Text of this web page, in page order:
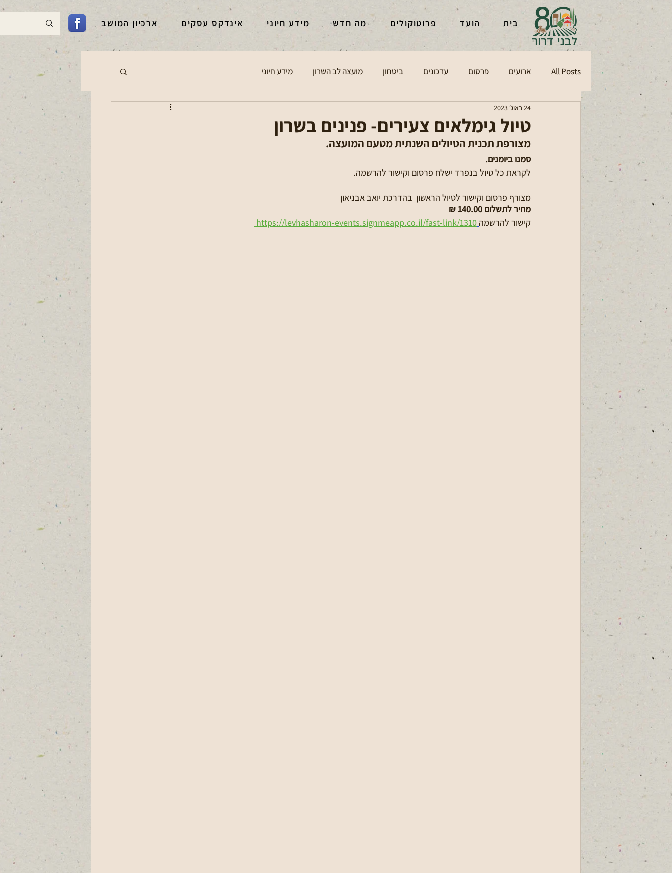
בית הועד פרוטוקולים מה חדש מידע חיוני אינדקס עסקים ארכיון המושב
All Posts ארועים פרסום עדכונים ביטחון מועצה לב השרון מידע חיוני
טיול גימלאים צעירים- פנינים בשרון
24 באוג׳ 2023
מצורפת תכנית הטיולים השנתית מטעם המועצה.
סמנו ביומנים.
לקראת כל טיול בנפרד ישלח פרסום וקישור להרשמה.
מצורף פרסום וקישור לטיול הראשון  בהדרכת יואב אבניאון
מחיר לתשלום 140.00 ₪
קישור להרשמה https://levhasharon-events.signmeapp.co.il/fast-link/1310